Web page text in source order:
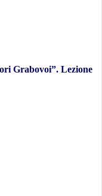
Grabovoi”. Lezione